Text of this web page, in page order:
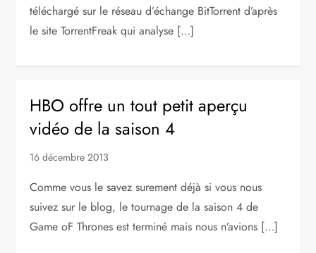
téléchargé sur le réseau d’échange BitTorrent d’après
le site TorrentFreak qui analyse […]
HBO offre un tout petit aperçu
vidéo de la saison 4
16 décembre 2013
Comme vous le savez surement déjà si vous nous
suivez sur le blog, le tournage de la saison 4 de
Game oF Thrones est terminé mais nous n’avions […]